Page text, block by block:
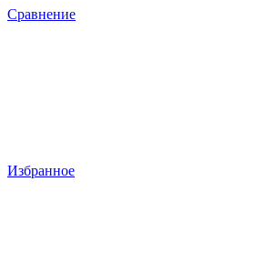
Сравнение
Избранное